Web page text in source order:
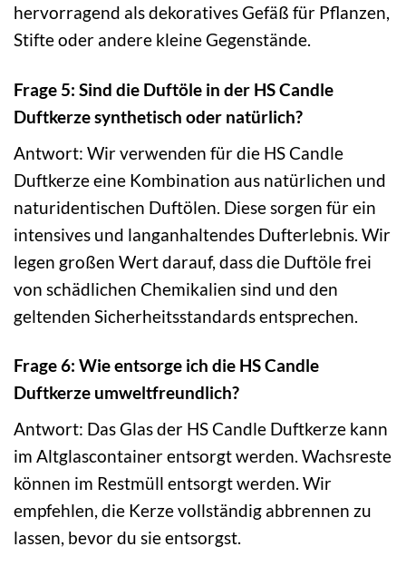
hervorragend als dekoratives Gefäß für Pflanzen,
Stifte oder andere kleine Gegenstände.
Frage 5: Sind die Duftöle in der HS Candle
Duftkerze synthetisch oder natürlich?
Antwort: Wir verwenden für die HS Candle
Duftkerze eine Kombination aus natürlichen und
naturidentischen Duftölen. Diese sorgen für ein
intensives und langanhaltendes Dufterlebnis. Wir
legen großen Wert darauf, dass die Duftöle frei
von schädlichen Chemikalien sind und den
geltenden Sicherheitsstandards entsprechen.
Frage 6: Wie entsorge ich die HS Candle
Duftkerze umweltfreundlich?
Antwort: Das Glas der HS Candle Duftkerze kann
im Altglascontainer entsorgt werden. Wachsreste
können im Restmüll entsorgt werden. Wir
empfehlen, die Kerze vollständig abbrennen zu
lassen, bevor du sie entsorgst.